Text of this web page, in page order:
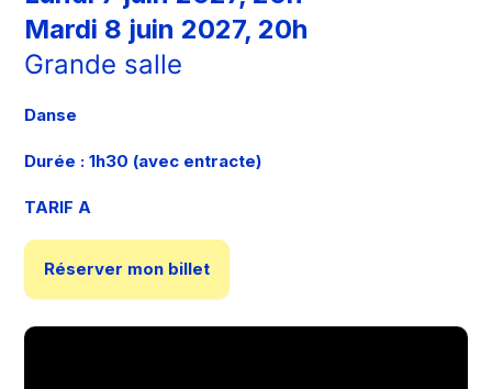
Mardi 8 juin 2027, 20h
Grande salle
Danse
Durée : 1h30 (avec entracte)
TARIF A
Réserver mon billet